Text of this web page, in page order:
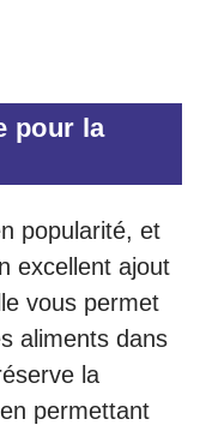
pour la
popularité, et
excellent ajout
vous permet
aliments dans
la
permettant